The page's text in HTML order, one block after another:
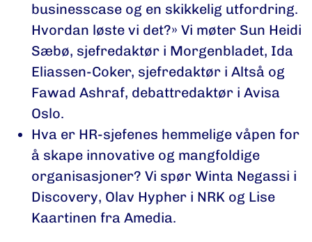
businesscase og en skikkelig utfordring.
Hvordan løste vi det?» Vi møter Sun Heidi
Sæbø, sjefredaktør i Morgenbladet, Ida
Eliassen-Coker, sjefredaktør i Altså og
Fawad Ashraf, debattredaktør i Avisa
Oslo.
Hva er HR-sjefenes hemmelige våpen for
å skape innovative og mangfoldige
organisasjoner? Vi spør Winta Negassi i
Discovery, Olav Hypher i NRK og Lise
Kaartinen fra Amedia.